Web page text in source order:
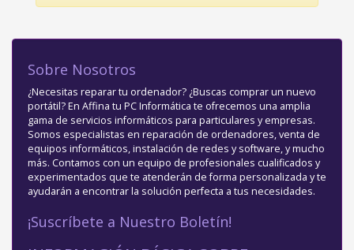
Sobre Nosotros
¿Necesitas reparar tu ordenador? ¿Buscas comprar un nuevo
portátil? En Affina tu PC Informática te ofrecemos una amplia
gama de servicios informáticos para particulares y empresas.
Somos especialistas en reparación de ordenadores, venta de
equipos informáticos, instalación de redes y software, y mucho
más. Contamos con un equipo de profesionales cualificados y
experimentados que te atenderán de forma personalizada y te
ayudarán a encontrar la solución perfecta a tus necesidades.
¡Suscríbete a Nuestro Boletín!